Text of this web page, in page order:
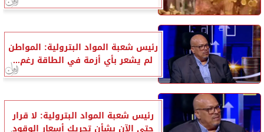
رئيس شعبة المواد البترولية: المواطن
لم يشعر بأي أزمة في الطاقة رغم...
رئيس شعبة المواد البترولية: لا قرار
حتى الآن بشأن تحريك أسعار الوقود